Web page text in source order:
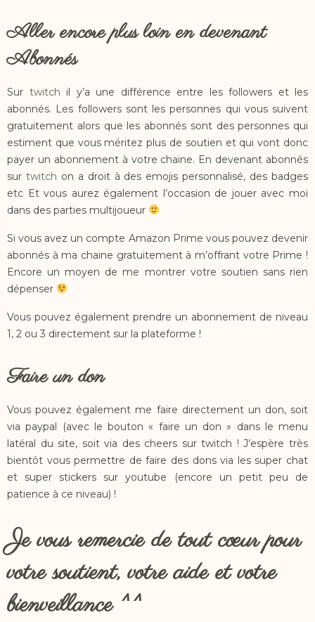
Aller encore plus loin en devenant
Abonnés
Sur twitch il y’a une différence entre les followers et les
abonnés. Les followers sont les personnes qui vous suivent
gratuitement alors que les abonnés sont des personnes qui
estiment que vous méritez plus de soutien et qui vont donc
payer un abonnement à votre chaine. En devenant abonnés
sur twitch on a droit à des emojis personnalisé, des badges
etc Et vous aurez également l’occasion de jouer avec moi
dans des parties multijoueur
Si vous avez un compte Amazon Prime vous pouvez devenir
abonnés à ma chaine gratuitement à m’offrant votre Prime !
Encore un moyen de me montrer votre soutien sans rien
dépenser
Vous pouvez également prendre un abonnement de niveau
1, 2 ou 3 directement sur la plateforme !
Faire un don
Vous pouvez également me faire directement un don, soit
via paypal (avec le bouton « faire un don » dans le menu
latéral du site, soit via des cheers sur twitch ! J’espère très
bientôt vous permettre de faire des dons via les super chat
et super stickers sur youtube (encore un petit peu de
patience à ce niveau) !
Je vous remercie de tout cœur pour
votre soutient, votre aide et votre
bienveillance ^^